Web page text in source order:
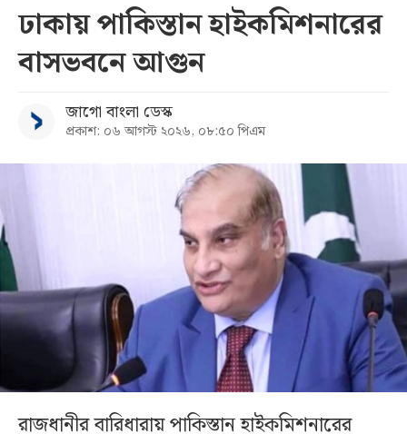
ঢাকায় পাকিস্তান হাইকমিশনারের
বাসভবনে আগুন
জাগো বাংলা ডেস্ক
প্রকাশ: ০৬ আগস্ট ২০২৬, ০৮:৫০ পিএম
রাজধানীর বারিধারায় পাকিস্তান হাইকমিশনারের